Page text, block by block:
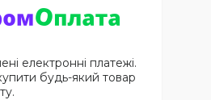
електронні платежі.
будь-який товар